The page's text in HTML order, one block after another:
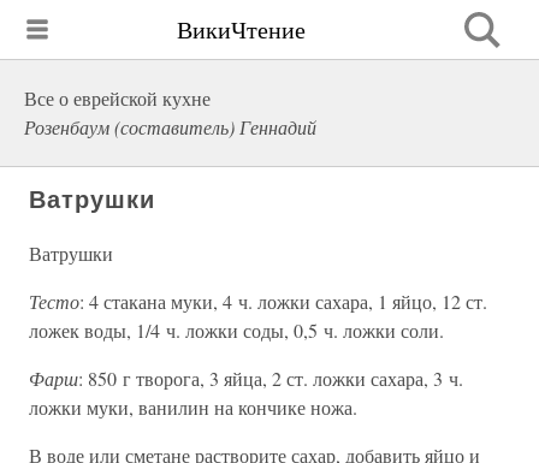
ВикиЧтение
Все о еврейской кухне
Розенбаум (составитель) Геннадий
Ватрушки
Ватрушки
Тесто: 4 стакана муки, 4 ч. ложки сахара, 1 яйцо, 12 ст.
ложек воды, 1/4 ч. ложки соды, 0,5 ч. ложки соли.
Фарш: 850 г творога, 3 яйца, 2 ст. ложки сахара, 3 ч.
ложки муки, ванилин на кончике ножа.
В воде или сметане растворите сахар, добавить яйцо и